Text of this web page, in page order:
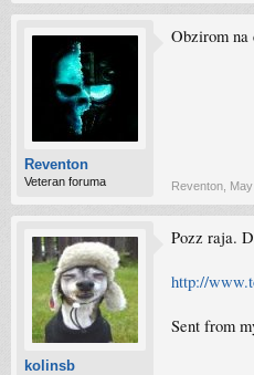
Reventon
Veteran foruma
Obzirom na
Reventon
kolinsb
Pozz raja.
http://
Sent from